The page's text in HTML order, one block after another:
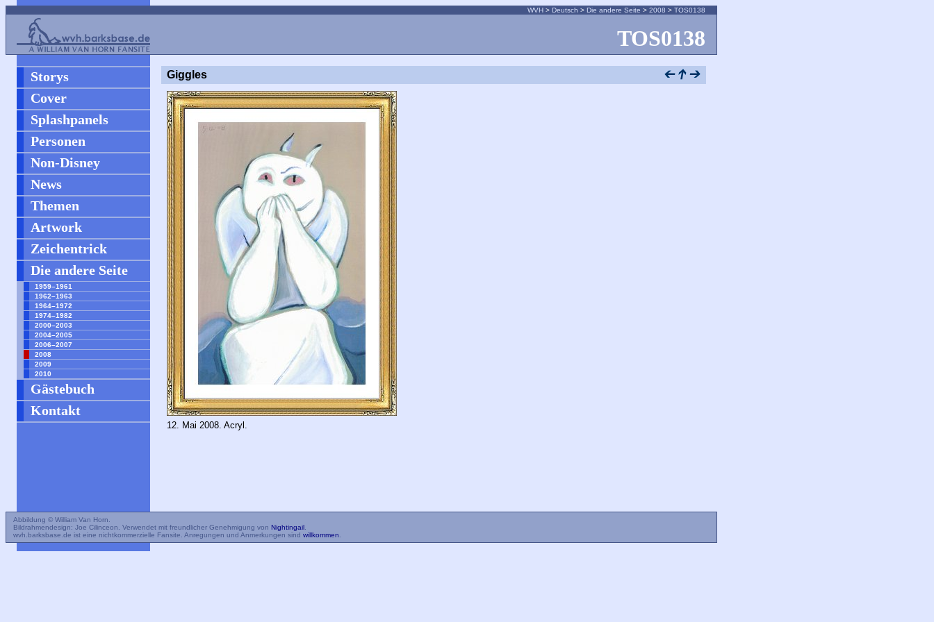
WVH > Deutsch > Die andere Seite > 2008 > TOS0138
TOS0138
Storys
Cover
Splashpanels
Personen
Non-Disney
News
Themen
Artwork
Zeichentrick
Die andere Seite
1959–1961
1962–1963
1964–1972
1974–1982
2000–2003
2004–2005
2006–2007
2008
2009
2010
Gästebuch
Kontakt
Giggles
12. Mai 2008. Acryl.
Abbildung © William Van Horn.
Bildrahmendesign: Joe Cilinceon. Verwendet mit freundlicher Genehmigung von Nightingail.
wvh.barksbase.de ist eine nichtkommerzielle Fansite. Anregungen und Anmerkungen sind willkommen